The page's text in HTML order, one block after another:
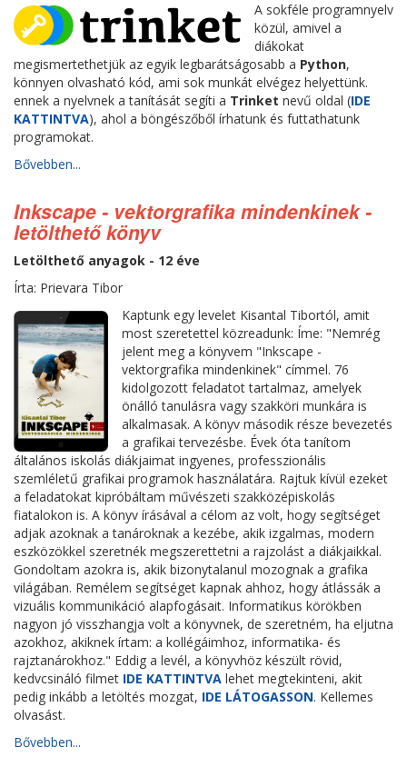
A sokféle programnyelv
közül, amivel a
diákokat
megismertethetjük az egyik legbarátságosabb a Python,
könnyen olvasható kód, ami sok munkát elvégez helyettünk.
ennek a nyelvnek a tanítását segíti a Trinket nevű oldal (IDE
KATTINTVA), ahol a böngészőből írhatunk és futtathatunk
programokat.
Bővebben...
Inkscape - vektorgrafika mindenkinek -
letölthető könyv
Letölthető anyagok - 12 éve
Írta: Prievara Tibor
Kaptunk egy levelet Kisantal Tibortól, amit
most szeretettel közreadunk: Íme: "Nemrég
jelent meg a könyvem "Inkscape -
vektorgrafika mindenkinek" címmel. 76
kidolgozott feladatot tartalmaz, amelyek
önálló tanulásra vagy szakköri munkára is
alkalmasak. A könyv második része bevezetés
a grafikai tervezésbe. Évek óta tanítom
általános iskolás diákjaimat ingyenes, professzionális
szemléletű grafikai programok használatára. Rajtuk kívül ezeket
a feladatokat kipróbáltam művészeti szakközépiskolás
fiatalokon is. A könyv írásával a célom az volt, hogy segítséget
adjak azoknak a tanároknak a kezébe, akik izgalmas, modern
eszközökkel szeretnék megszerettetni a rajzolást a diákjaikkal.
Gondoltam azokra is, akik bizonytalanul mozognak a grafika
világában. Remélem segítséget kapnak ahhoz, hogy átlássák a
vizuális kommunikáció alapfogásait. Informatikus körökben
nagyon jó visszhangja volt a könyvnek, de szeretném, ha eljutna
azokhoz, akiknek írtam: a kollégáimhoz, informatika- és
rajztanárokhoz." Eddig a levél, a könyvhöz készült rövid,
kedvcsináló filmet IDE KATTINTVA lehet megtekinteni, akit
pedig inkább a letöltés mozgat, IDE LÁTOGASSON. Kellemes
olvasást.
Bővebben...